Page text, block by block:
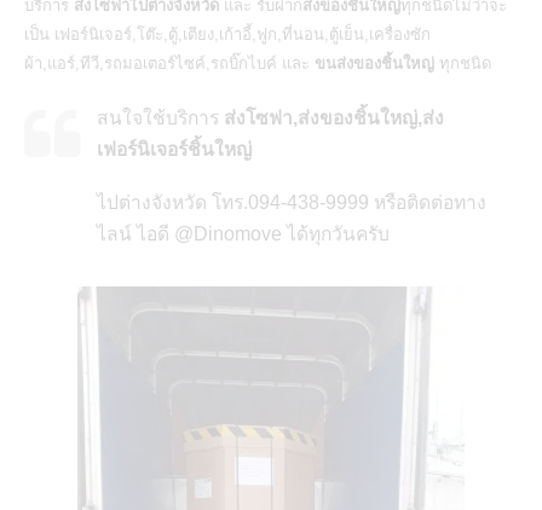
บริการ ส่งโซฟาไปต่างจังหวัด และ รับฝากส่งของชิ้นใหญ่ ทุกชนิดไม่ว่าจะ
เป็น เฟอร์นิเจอร์,โต๊ะ,ตู้,เตียง,เก้าอี้,ฟูก,ที่นอน,ตู้เย็น,เครื่องซัก
ผ้า,แอร์,ทีวี,รถมอเตอร์ไซค์,รถบิ๊กไบค์ และ ขนส่งของชิ้นใหญ่ ทุกชนิด
สนใจใช้บริการ ส่งโซฟา,ส่งของชิ้นใหญ่,ส่ง
เฟอร์นิเจอร์ชิ้นใหญ่
ไปต่างจังหวัด โทร.094-438-9999 หรือติดต่อทาง
ไลน์ ไอดี @Dinomove ได้ทุกวันครับ